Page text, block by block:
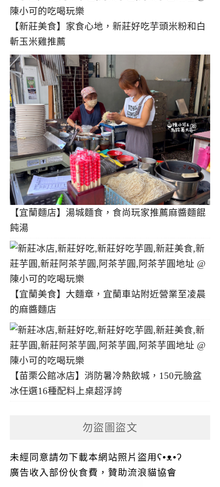
【新莊美食】家食心地，新莊好吃芋頭米粉和白
斬玉米雞推薦
【宜蘭麵店】湯城麵食，食尚玩家推薦麻醬麵餛
飩湯
【宜蘭美食】大麵章，宜蘭車站附近營業至凌晨
的麻醬麵店
【苗栗公館冰店】消防暑冷熱飲城，150元臉盆
冰任選16種配料上桌超浮誇
勿盜圖盜文
未經同意請勿下載本網站照片盜用ʕ•ᴥ•ʔ
廣告收入部份伙食費，贊助流浪貓協會